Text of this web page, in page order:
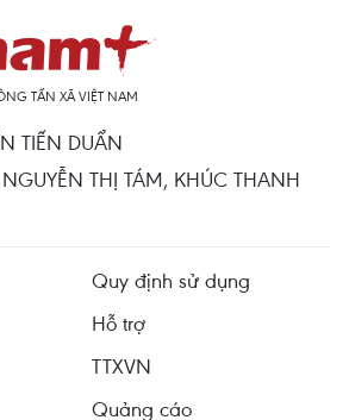
TẤN XÃ VIỆT NAM
TIẾN DUẨN
THỊ TÁM, KHÚC THANH
Quy định sử dụng
Hỗ trợ
TTXVN
Quảng cáo